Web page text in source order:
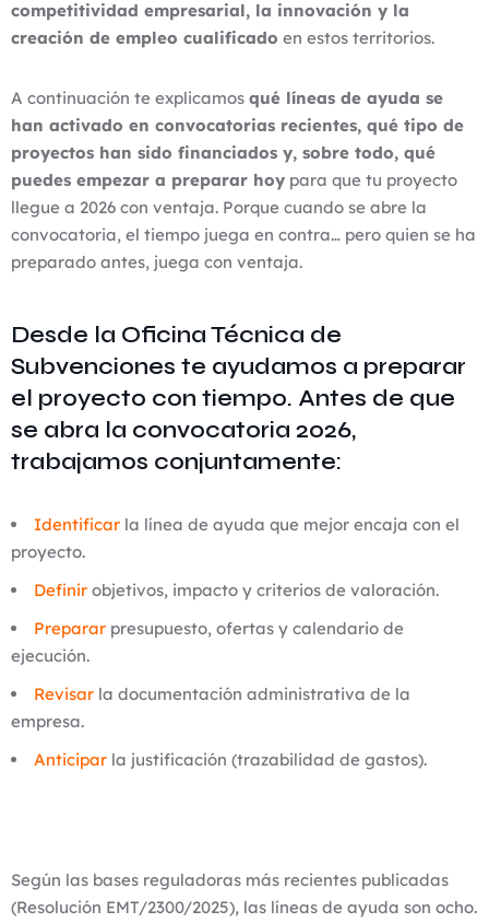
competitividad empresarial, la innovación y la
creación de empleo cualificado en estos territorios.
A continuación te explicamos qué líneas de ayuda se
han activado en convocatorias recientes, qué tipo de
proyectos han sido financiados y, sobre todo, qué
puedes empezar a preparar hoy para que tu proyecto
llegue a 2026 con ventaja. Porque cuando se abre la
convocatoria, el tiempo juega en contra… pero quien se ha
preparado antes, juega con ventaja.
Desde la Oficina Técnica de
Subvenciones te ayudamos a preparar
el proyecto con tiempo. Antes de que
se abra la convocatoria 2026,
trabajamos conjuntamente:
Identificar la línea de ayuda que mejor encaja con el
proyecto.
Definir objetivos, impacto y criterios de valoración.
Preparar presupuesto, ofertas y calendario de
ejecución.
Revisar la documentación administrativa de la
empresa.
Anticipar la justificación (trazabilidad de gastos).
Según las bases reguladoras más recientes publicadas
(Resolución EMT/2300/2025), las líneas de ayuda son ocho.